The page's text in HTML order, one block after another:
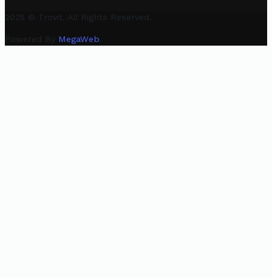
2025 © Trovit. All Rights Reserved.
Powered By MegaWeb